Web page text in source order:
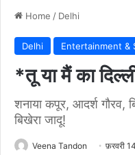
Home / Delhi
Delhi Entertainment &
*तू या मैं का
शनाया कपूर, आदर्श गौरव,
बिखेरा जादू!
Veena Tandon फ़रवरी